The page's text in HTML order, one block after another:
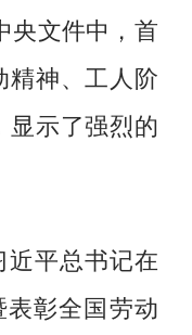
央文件中，首
精神、工人阶
显示了强烈的
平总书记在
表彰全国劳动